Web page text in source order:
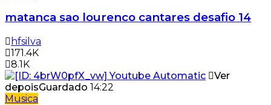
matanca sao lourenco cantares desafio 14
hfsilva
171.4K
8.1K
Ver
depoisGuardado 14:22
Musica